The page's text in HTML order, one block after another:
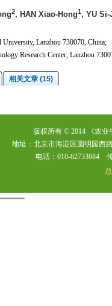
2, HAN Xiao-Hong1, YU Si-
Lanzhou 730070, China;
Research Center, Lanzhou
相关文章 (15)
版权所有 © 2014 《农
地址：北京市海淀区圆明园西
电话：010-62733684